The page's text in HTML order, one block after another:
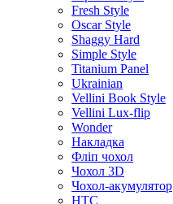
Fresh Style
Oscar Style
Shaggy Hard
Simple Style
Titanium Panel
Ukrainian
Vellini Book Style
Vellini Lux-flip
Wonder
Накладка
Фліп чохол
Чохол 3D
Чохол-акумулятор
HTC